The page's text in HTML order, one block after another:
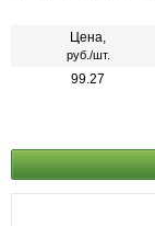
Цена,
руб./шт.
99.27